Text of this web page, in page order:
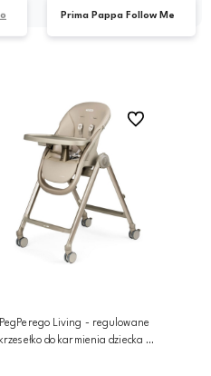
Prima Pappa Follow Me
PegPerego Living - regulowane
krzesełko do karmienia dziecka z
Do ulubionych